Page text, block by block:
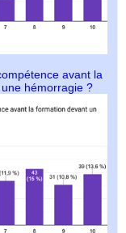
avant la
hémorragie ?